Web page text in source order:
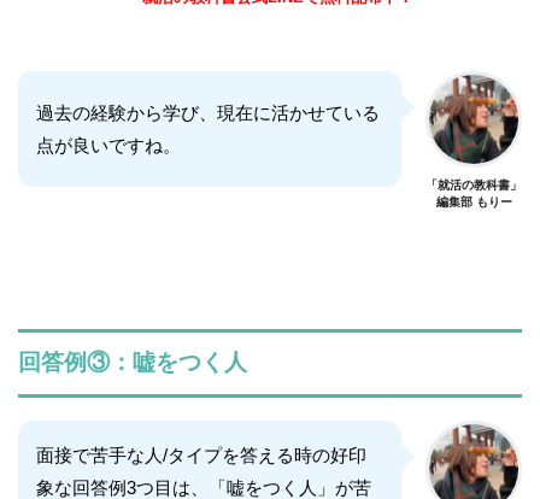
過去の経験から学び、現在に活かせている
点が良いですね。
「就活の教科書」
編集部 もりー
回答例③：嘘をつく人
面接で苦手な人/タイプを答える時の好印
象な回答例3つ目は、「嘘をつく人」が苦